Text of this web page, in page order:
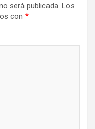
será publicada. Los
con *